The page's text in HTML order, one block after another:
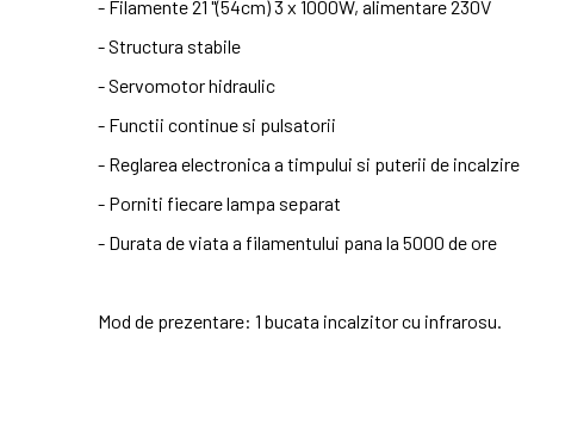
- Filamente 21 "(54cm) 3 x 1000W, alimentare 230V
- Structura stabile
- Servomotor hidraulic
- Functii continue si pulsatorii
- Reglarea electronica a timpului si puterii de incalzire
- Porniti fiecare lampa separat
- Durata de viata a filamentului pana la 5000 de ore
Mod de prezentare: 1 bucata incalzitor cu infrarosu.